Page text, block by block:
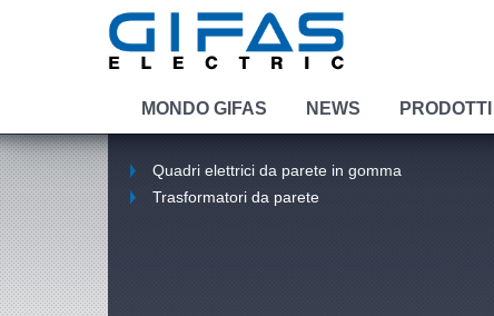
MONDO GIFAS NEWS PRODOTTI
Quadri elettrici da parete in gomma
Trasformatori da parete